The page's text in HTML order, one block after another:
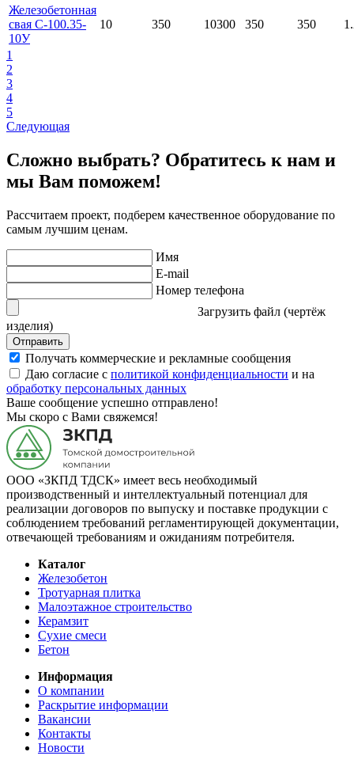
Железобетонная
свая С-100.35-
10У
10 350 10300 350 350
1
2
3
4
5
Следующая
Сложно выбрать? Обратитесь к нам и
мы Вам поможем!
Рассчитаем проект, подберем качественное оборудование по
самым лучшим ценам.
Имя
E-mail
Номер телефона
Загрузить файл (чертёж
изделия)
Отправить
Получать коммерческие и рекламные сообщения
Даю согласие с политикой конфиденциальности и на
обработку персональных данных
Ваше сообщение успешно отправлено!
Мы скоро с Вами свяжемся!
ООО «ЗКПД ТДСК» имеет весь необходимый
производственный и интеллектуальный потенциал для
реализации договоров по выпуску и поставке продукции с
соблюдением требований регламентирующей документации,
отвечающей требованиям и ожиданиям потребителя.
Каталог
Железобетон
Тротуарная плитка
Малоэтажное строительство
Керамзит
Сухие смеси
Бетон
Информация
О компании
Раскрытие информации
Вакансии
Контакты
Новости